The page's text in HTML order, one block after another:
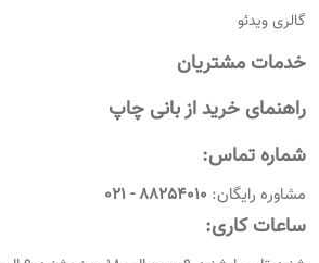
گالری ویدئو
خدمات مشتریان
پیگیری سفارشات
رویه های بازگرداندن کالا
شرایط و قوانین
راهنمای خرید از بانی چاپ
نحوه ثبت سفارش
نحوه ثبت نام
نحوه ارسال سفارشات
راهنمای پرداخت
شماره تماس:
مشاوره رایگان: 88254010 - 021
ساعات کاری: